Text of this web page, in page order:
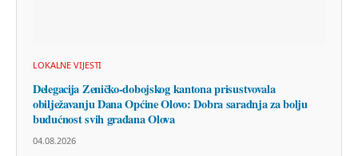
LOKALNE VIJESTI
Delegacija Zeničko-dobojskog kantona prisustvovala
obilježavanju Dana Općine Olovo: Dobra saradnja za bolju
budućnost svih građana Olova
04.08.2026